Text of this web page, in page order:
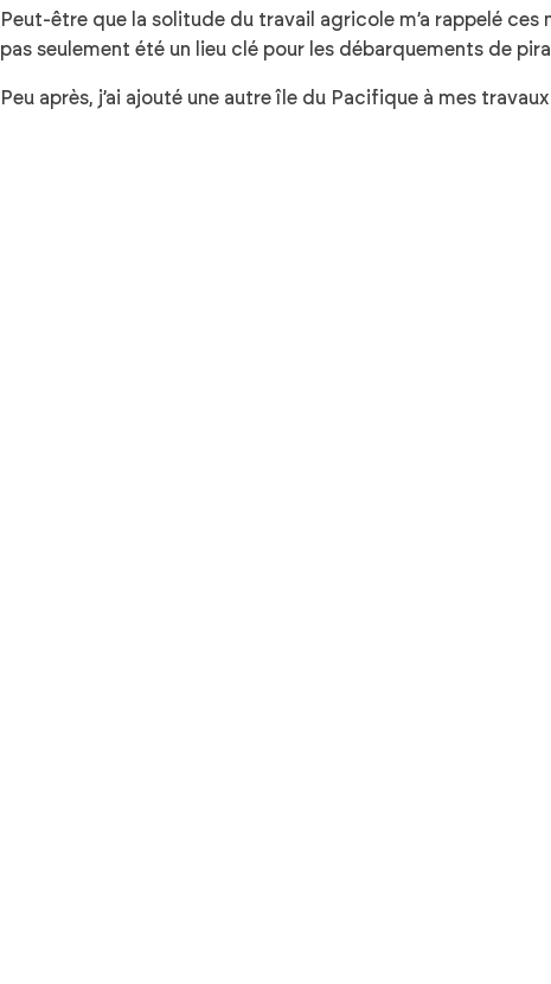
Peut-être que la solitude du travail agricole m’a rappelé ces
pas seulement été un lieu clé pour les débarquements de
Peu après, j’ai ajouté une autre île du Pacifique à mes